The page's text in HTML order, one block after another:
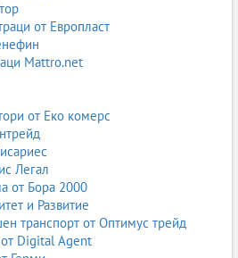
повърхности
изисквания. Препаратите за
загорели остатъци и микроби.
котлони
стомана
различни формули – паркет,
камък.
от Европласт
Mattro.net
от Еко комерс
Легал
от Бора 2000
и Развитие
транспорт от Оптимус трейд
Digital Agent